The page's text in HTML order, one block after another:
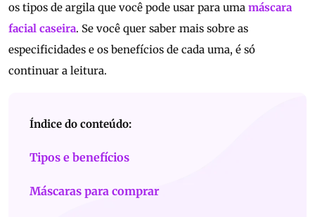
os tipos de argila que você pode usar para uma máscara
facial caseira. Se você quer saber mais sobre as
especificidades e os benefícios de cada uma, é só
continuar a leitura.
Índice do conteúdo:
Tipos e benefícios
Máscaras para comprar